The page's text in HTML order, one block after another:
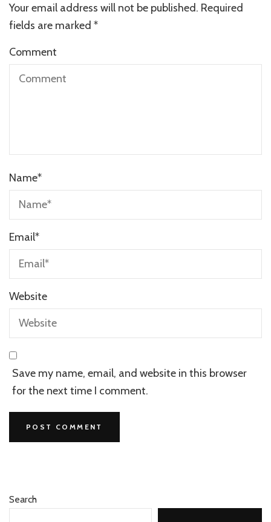
Your email address will not be published. Required
fields are marked *
Comment
Name*
Email*
Website
Save my name, email, and website in this browser
for the next time I comment.
Search